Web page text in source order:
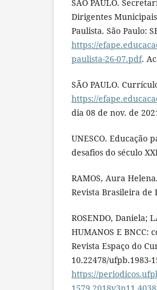
SÃO PAULO.
Dirigentes
Paulista. São Paulo:
https://
paulista-26-07.pdf.
SÃO PAULO.
https://
dia 08 de nov. de
UNESCO. Educação
desafios do século
RAMOS, Aura
Revista Brasileira de
ROSENDO, Daniela;
HUMANOS E BNCC:
Revista Espaço do
10.22478/ufpb.1983-
https://